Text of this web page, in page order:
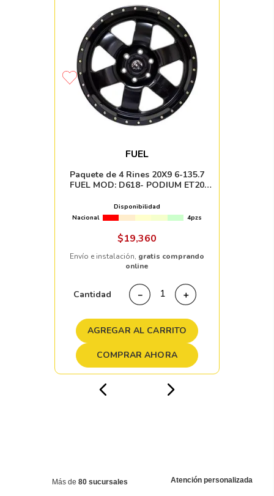
FUEL
Paquete de 4 Rines 20X9 6-135.7
FUEL MOD: D618- PODIUM ET20
Disponibilidad
Nacional
4pzs
$19,360
Envío e instalación, gratis comprando
online
Cantidad ＋
－
AGREGAR AL CARRITO
COMPRAR AHORA
Más de 80 sucursales Atención personalizada